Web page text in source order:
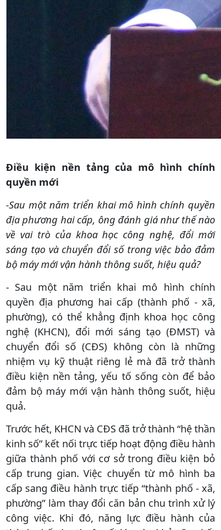
Điều kiện nền tảng của mô hình chính
quyền mới
-Sau một năm triển khai mô hình chính quyền
địa phương hai cấp, ông đánh giá như thế nào
về vai trò của khoa học công nghệ, đổi mới
sáng tạo và chuyển đổi số trong việc bảo đảm
bộ máy mới vận hành thông suốt, hiệu quả?
- Sau một năm triển khai mô hình chính
quyền địa phương hai cấp (thành phố - xã,
phường), có thể khẳng định khoa học công
nghệ (KHCN), đổi mới sáng tạo (ĐMST) và
chuyển đổi số (CĐS) không còn là những
nhiệm vụ kỹ thuật riêng lẻ mà đã trở thành
điều kiện nền tảng, yếu tố sống còn để bảo
đảm bộ máy mới vận hành thông suốt, hiệu
quả.
Trước hết, KHCN và CĐS đã trở thành “hệ thần
kinh số” kết nối trực tiếp hoạt động điều hành
giữa thành phố với cơ sở trong điều kiện bỏ
cấp trung gian. Việc chuyển từ mô hình ba
cấp sang điều hành trực tiếp “thành phố - xã,
phường” làm thay đổi căn bản chu trình xử lý
công việc. Khi đó, năng lực điều hành của